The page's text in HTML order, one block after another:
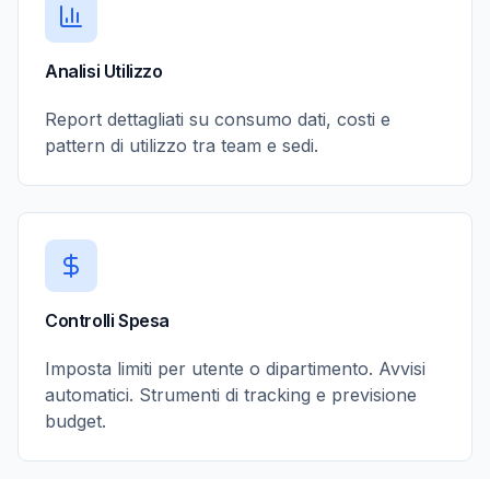
Analisi Utilizzo
Report dettagliati su consumo dati, costi e
pattern di utilizzo tra team e sedi.
Controlli Spesa
Imposta limiti per utente o dipartimento. Avvisi
automatici. Strumenti di tracking e previsione
budget.